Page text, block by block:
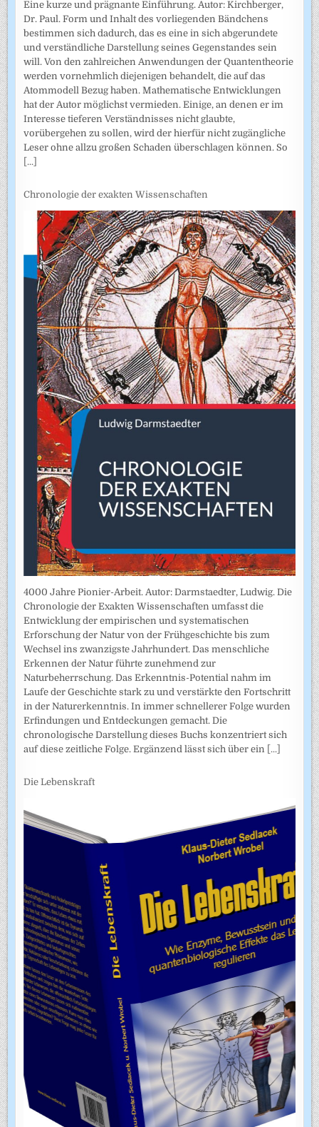
Eine kurze und prägnante Einführung. Autor: Kirchberger,
Dr. Paul. Form und Inhalt des vorliegenden Bändchens
bestimmen sich dadurch, das es eine in sich abgerundete
und verständliche Darstellung seines Gegenstandes sein
will. Von den zahlreichen Anwendungen der Quantentheorie
werden vornehmlich diejenigen behandelt, die auf das
Atommodell Bezug haben. Mathematische Entwicklungen
hat der Autor möglichst vermieden. Einige, an denen er im
Interesse tieferen Verständnisses nicht glaubte,
vorübergehen zu sollen, wird der hierfür nicht zugängliche
Leser ohne allzu großen Schaden überschlagen können. So
[...]
Chronologie der exakten Wissenschaften
4000 Jahre Pionier-Arbeit. Autor: Darmstaedter, Ludwig. Die
Chronologie der Exakten Wissenschaften umfasst die
Entwicklung der empirischen und systematischen
Erforschung der Natur von der Frühgeschichte bis zum
Wechsel ins zwanzigste Jahrhundert. Das menschliche
Erkennen der Natur führte zunehmend zur
Naturbeherrschung. Das Erkenntnis-Potential nahm im
Laufe der Geschichte stark zu und verstärkte den Fortschritt
in der Naturerkenntnis. In immer schnellerer Folge wurden
Erfindungen und Entdeckungen gemacht. Die
chronologische Darstellung dieses Buchs konzentriert sich
auf diese zeitliche Folge. Ergänzend lässt sich über ein [...]
Die Lebenskraft